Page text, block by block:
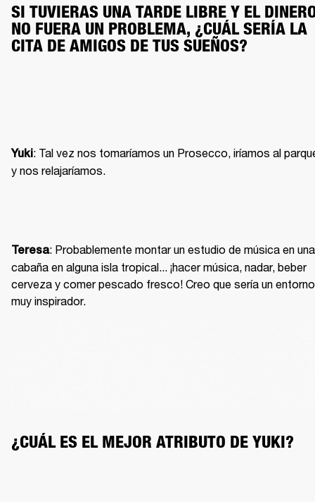
SI TUVIERAS UNA TARDE LIBRE Y EL
NO FUERA UN PROBLEMA, ¿CUÁL SERÍA LA
CITA DE AMIGOS DE TUS SUEÑOS?
Yuki: Tal vez nos tomaríamos un Prosecco, iríamos al
y nos relajaríamos.
Teresa: Probablemente montar un estudio de música en una
cabaña en alguna isla tropical... ¡hacer música, nadar, beber
cerveza y comer pescado fresco! Creo que sería un entorno
muy inspirador.
¿CUÁL ES EL MEJOR ATRIBUTO DE YUKI?